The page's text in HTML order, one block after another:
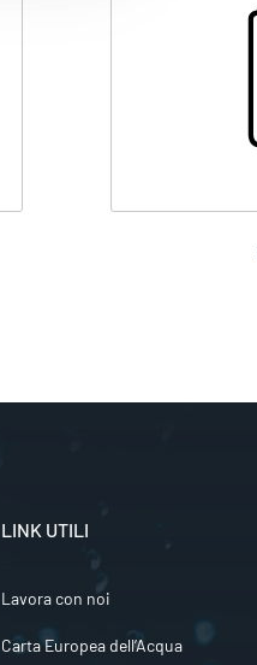
LINK UTILI
Lavora con noi
Carta Europea dell’Acqua